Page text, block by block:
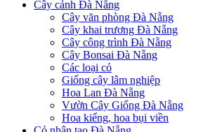
Cây cảnh Đà Nẵng
Cây văn phòng Đà Nẵng
Cây khai trương Đà Nẵng
Cây công trình Đà Nẵng
Cây Bonsai Đà Nẵng
Các loại cỏ
Giống cây lâm nghiệp
Hoa Lan Đà Nẵng
Vườn Cây Giống Đà Nẵng
Hoa kiểng, hoa bụi viền